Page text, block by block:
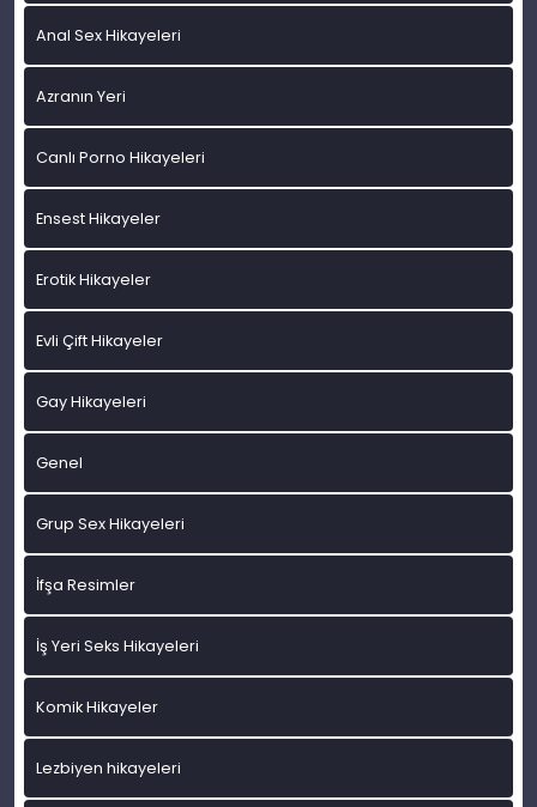
Anal Sex Hikayeleri
Azranın Yeri
Canlı Porno Hikayeleri
Ensest Hikayeler
Erotik Hikayeler
Evli Çift Hikayeler
Gay Hikayeleri
Genel
Grup Sex Hikayeleri
İfşa Resimler
İş Yeri Seks Hikayeleri
Komik Hikayeler
Lezbiyen hikayeleri